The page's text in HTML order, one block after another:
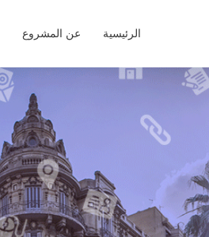
الرئيسية عن المشروع